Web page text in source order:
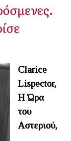
Clarice
Lispector,
Η Ώρα
του
Αστεριού,